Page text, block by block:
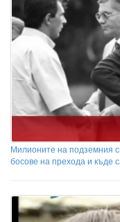
Милионите на подземния
босове на прехода и къде